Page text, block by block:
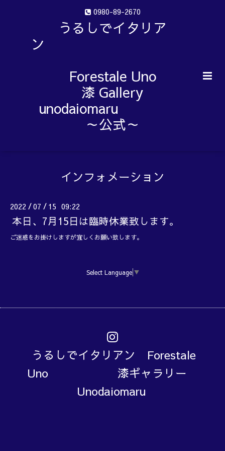
0980-89-2670
うるしでイタリア
ン
Forestale Uno
漆 Gallery
unodaiomaru
～公式～
インフォメーション
2022 /07 / 15 09:22
本日、7月15日は臨時休業致します。
ご迷惑をお掛けしますが宜しくお願い致します。
Select Language ▼
うるしでイタリアン Forestale
Uno 漆ギャラリー
Unodaiomaru